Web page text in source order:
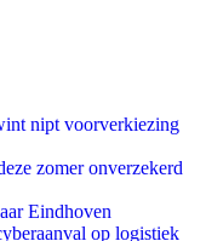
nipt voorverkiezing
zomer onverzekerd
Eindhoven
op logistiek